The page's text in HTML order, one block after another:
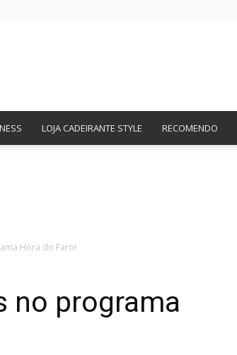
Amigos
LOJA CADEIRANTE STYLE RECOMENDO
Hora do Faro!
no programa